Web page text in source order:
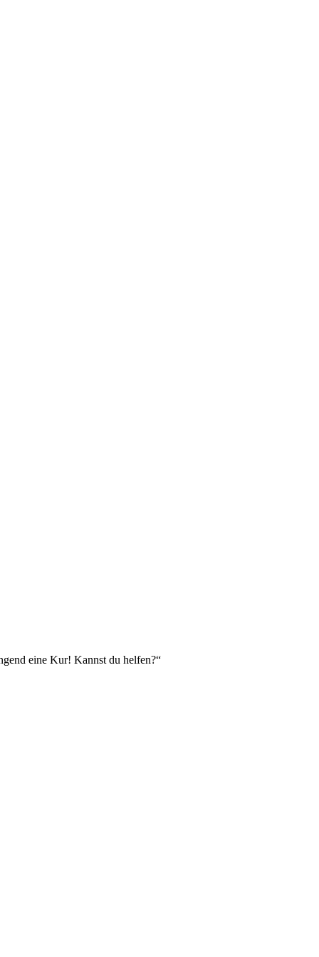
eine Kur! Kannst du helfen?“